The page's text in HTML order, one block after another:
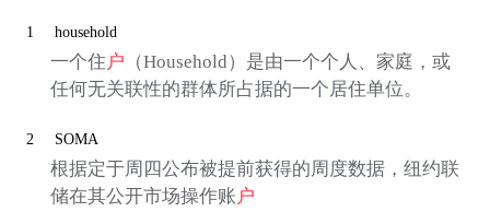
1 household
一个住 户 （Household）是由一个个人、家庭，或
任何无关联性的群体所占据的一个居住单位。
2 SOMA
根据定于周四公布被提前获得的周度数据，纽约联
储在其公开市场操作账 户